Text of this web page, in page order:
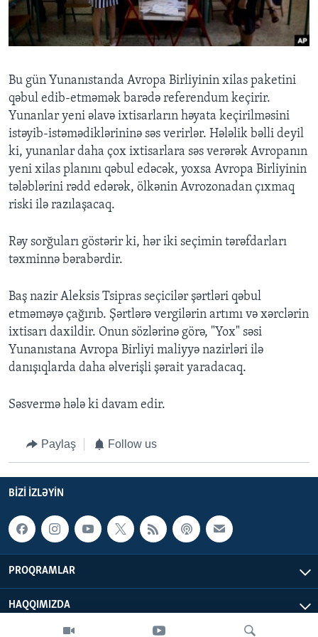
BIZI IZLƏYIN
Dillər
Bu gün Yunanıstanda Avropa Birliyinin xilas paketini
qəbul edib-etməmək barədə referendum keçirir.
Yunanlar yeni əlavə ixtisarların həyata keçirilməsini
istəyib-istəmədiklərininə səs verirlər. Hələlik bəlli deyil
ki, yunanlar daha çox ixtisarlara səs verərək Avropanın
yeni xilas planını qəbul edəcək, yoxsa Avropa Birliyinin
tələblərini rədd edərək, ölkənin Avrozonadan çıxmaq
riski ilə razılaşacaq.
Rəy sorğuları göstərir ki, hər iki seçimin tərəfdarları
təxminnə bərabərdir.
Baş nazir Aleksis Tsipras seçicilər şərtləri qəbul
etməməyə çağırıb. Şərtlərə vergilərin artımı və xərclərin
ixtisarı daxildir. Onun sözlərinə görə, "Yox" səsi
Yunanıstana Avropa Birliyi maliyyə nazirləri ilə
danışıqlarda daha əlverişli şərait yaradacaq.
Səsvermə hələ ki davam edir.
Paylaş Follow us
BIZI IZLƏYIN
PROQRAMLAR
HAQQIMIZDA